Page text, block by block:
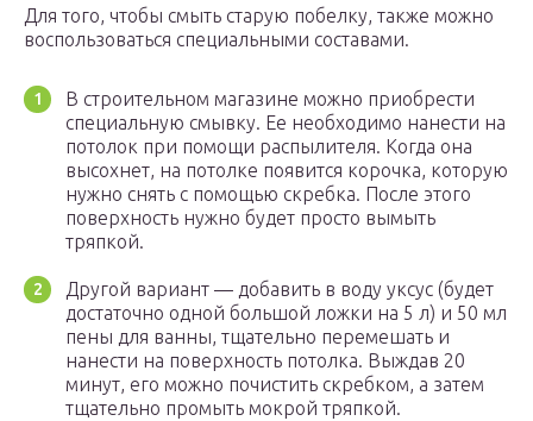
Для того, чтобы смыть старую побелку, также можно
воспользоваться специальными составами.
В строительном магазине можно приобрести
специальную смывку. Ее необходимо нанести на
потолок при помощи распылителя. Когда она
высохнет, на потолке появится корочка, которую
нужно снять с помощью скребка. После этого
поверхность нужно будет просто вымыть
тряпкой.
Другой вариант — добавить в воду уксус (будет
достаточно одной большой ложки на 5 л) и 50 мл
пены для ванны, тщательно перемешать и
нанести на поверхность потолка. Выждав 20
минут, его можно почистить скребком, а затем
тщательно промыть мокрой тряпкой.